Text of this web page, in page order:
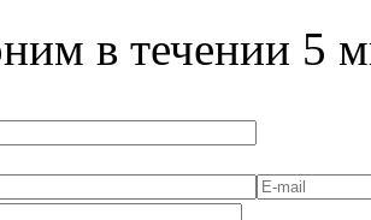
в течении 5